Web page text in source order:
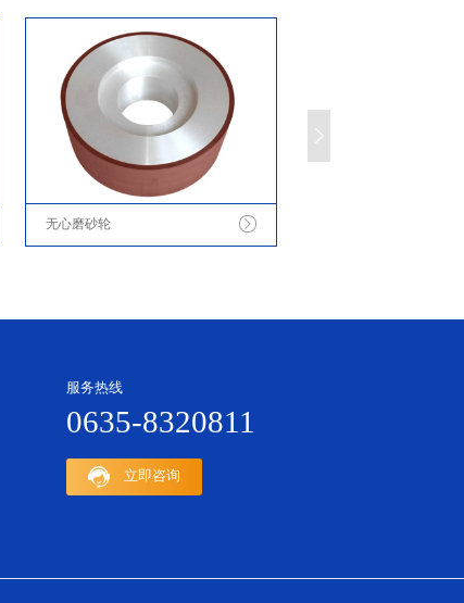
无心磨砂轮
服务热线
0635-8320811
立即咨询